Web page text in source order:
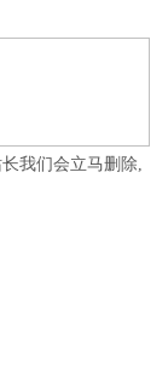
我们会立马删除,